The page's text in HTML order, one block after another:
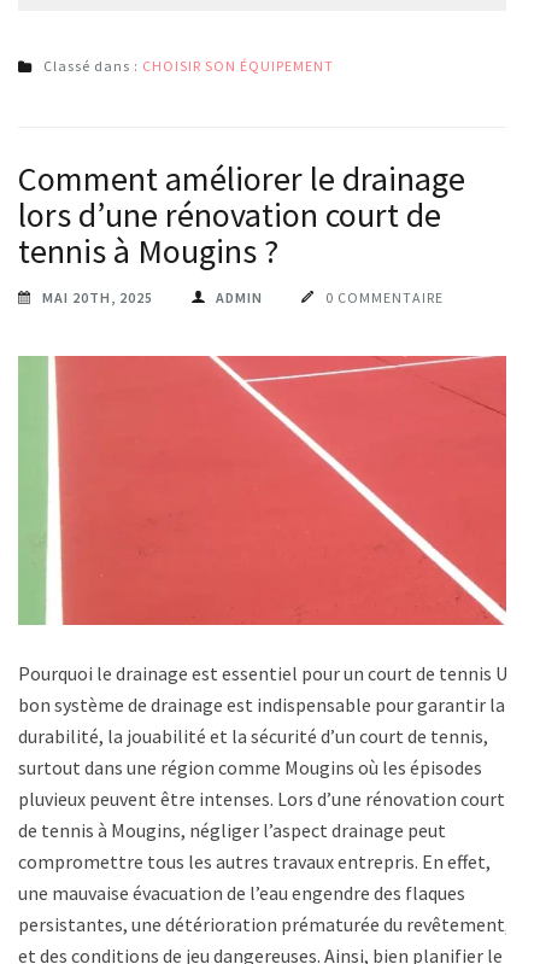
Classé dans : CHOISIR SON ÉQUIPEMENT
Comment améliorer le drainage
lors d’une rénovation court de
tennis à Mougins ?
MAI 20TH, 2025 ADMIN 0 COMMENTAIRE
Pourquoi le drainage est essentiel pour un court de tennis Un
bon système de drainage est indispensable pour garantir la
durabilité, la jouabilité et la sécurité d’un court de tennis,
surtout dans une région comme Mougins où les épisodes
pluvieux peuvent être intenses. Lors d’une rénovation court
de tennis à Mougins, négliger l’aspect drainage peut
compromettre tous les autres travaux entrepris. En effet,
une mauvaise évacuation de l’eau engendre des flaques
persistantes, une détérioration prématurée du revêtement,
et des conditions de jeu dangereuses. Ainsi, bien planifier le